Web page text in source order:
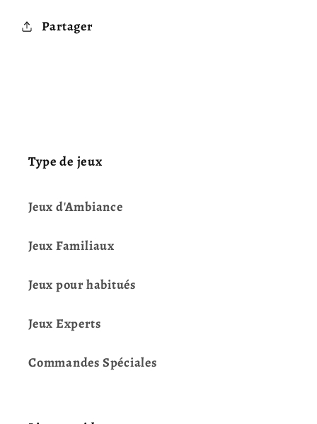
Partager
Type de jeux
Jeux d'Ambiance
Jeux Familiaux
Jeux pour habitués
Jeux Experts
Commandes Spéciales